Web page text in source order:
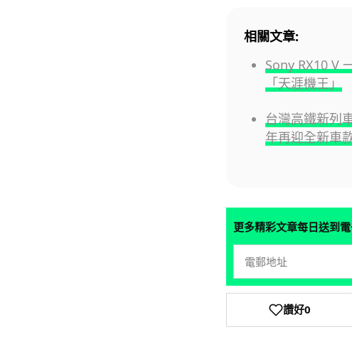
相關文章:
Sony RX10 V
「天涯機王」
台灣高鐵新列
年再迎全新車
更多精彩文章每日送到
讚好0